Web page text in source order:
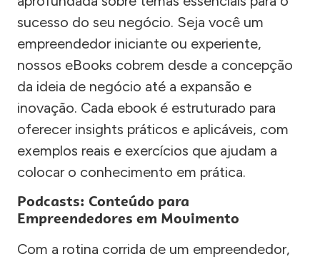
sucesso do seu negócio. Seja você um
empreendedor iniciante ou experiente,
nossos eBooks cobrem desde a concepção
da ideia de negócio até a expansão e
inovação. Cada ebook é estruturado para
oferecer insights práticos e aplicáveis, com
exemplos reais e exercícios que ajudam a
colocar o conhecimento em prática.
Podcasts: Conteúdo para
Empreendedores em Movimento
Com a rotina corrida de um empreendedor,